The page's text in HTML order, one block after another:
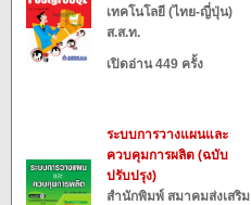
เทคโนโลยี (ไทย-ญี่ปุ่น)
ส.ส.ท.
เปิดอ่าน 449 ครั้ง
ระบบการวางแผนและ
ควบคุมการผลิต (ฉบับ
ปรับปรุง)
สำนักพิมพ์ สมาคมส่งเสริม